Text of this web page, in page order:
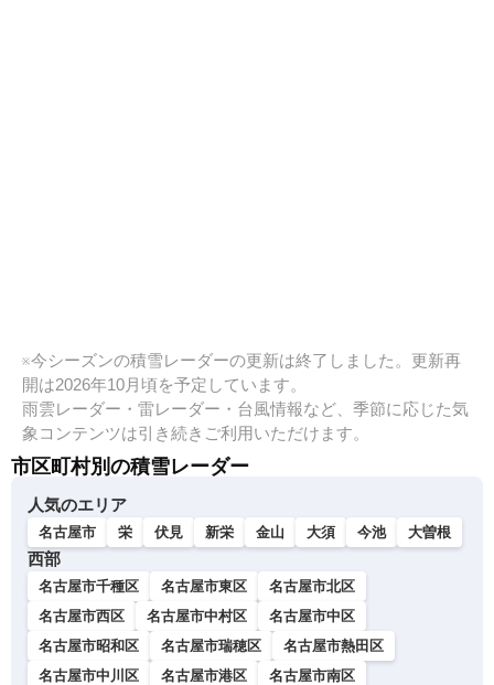
※今シーズンの積雪レーダーの更新は終了しました。更新再
開は2026年10月頃を予定しています。
雨雲レーダー・雷レーダー・台風情報など、季節に応じた気
象コンテンツは引き続きご利用いただけます。
市区町村別の積雪レーダー
人気のエリア
名古屋市 栄 伏見 新栄 金山 大須 今池 大曽根
西部
名古屋市千種区 名古屋市東区
名古屋市北区
名古屋市西区
名古屋市中村区
名古屋市中区
名古屋市昭和区
名古屋市瑞穂区
名古屋市熱田区
名古屋市中川区
名古屋市港区
名古屋市南区